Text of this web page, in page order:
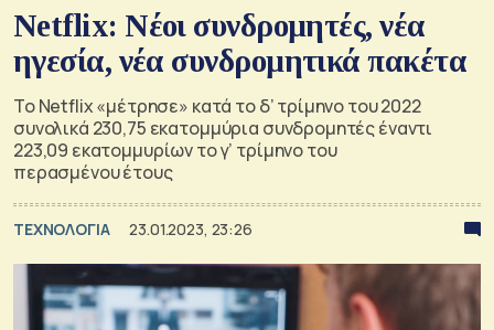
Netflix: Νέοι συνδρομητές, νέα
ηγεσία, νέα συνδρομητικά πακέτα
Το Netflix «μέτρησε» κατά το δ’ τρίμηνο του 2022
συνολικά 230,75 εκατομμύρια συνδρομητές έναντι
223,09 εκατομμυρίων το γ’ τρίμηνο του
περασμένου έτους
ΤΕΧΝΟΛΟΓΙΑ 23.01.2023, 23:26